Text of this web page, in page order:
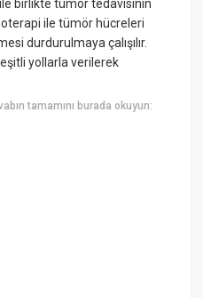
birlikte tümör tedavisinin
ile tümör hücreleri
durdurulmaya çalışılır.
yollarla verilerek
tamamını burada okuyun: